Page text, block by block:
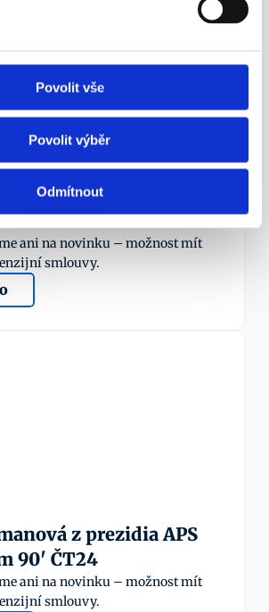
Povolit vše
Povolit výběr
Odmítnout
živě v ČT z tiskové
APS ČR
ani na novinku – možnost mít
smlouvy.
z prezidia APS
90' ČT24
ani na novinku – možnost mít
smlouvy.